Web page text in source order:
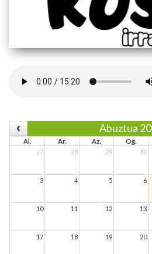
Abuztua
Al. Ar. Az. Og.
27
28 29 30
3 4 5 6
10 11 12 13
17 18 19 20